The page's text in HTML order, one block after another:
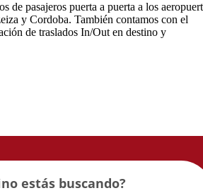
de pasajeros puerta a puerta a los
y Cordoba. También contamos con el
de traslados In/Out en destino y